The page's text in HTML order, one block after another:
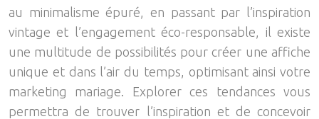
au minimalisme épuré, en passant par l’inspiration
vintage et l’engagement éco-responsable, il existe
une multitude de possibilités pour créer une affiche
unique et dans l’air du temps, optimisant ainsi votre
marketing mariage. Explorer ces tendances vous
permettra de trouver l’inspiration et de concevoir